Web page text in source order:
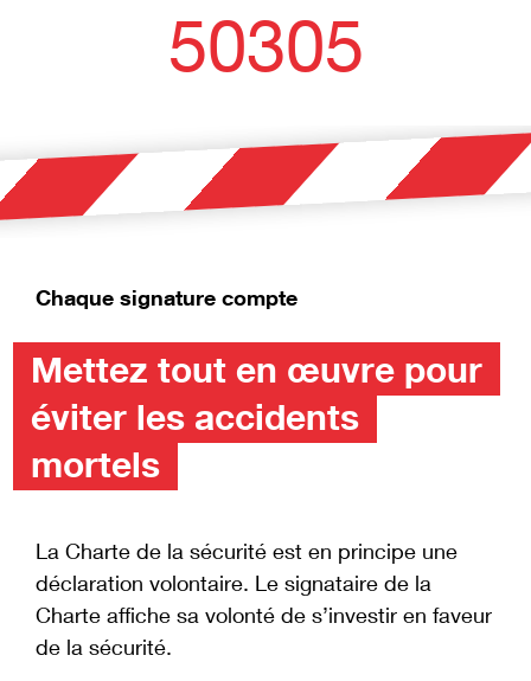
50305
Chaque signature compte
Mettez tout en œuvre pour
éviter les accidents
mortels
La Charte de la sécurité est en principe une
déclaration volontaire. Le signataire de la
Charte affiche sa volonté de s’investir en faveur
de la sécurité.